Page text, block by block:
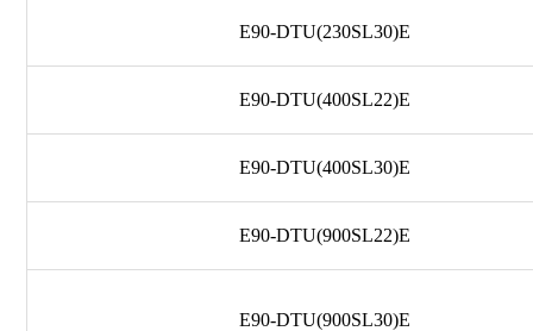
E90-DTU(230SL30)E
E90-DTU(400SL22)E
E90-DTU(400SL30)E
E90-DTU(900SL22)E
E90-DTU(900SL30)E